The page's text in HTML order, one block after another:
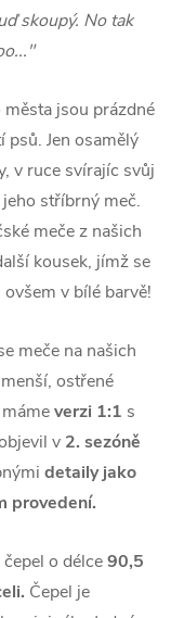
skoupý. No tak
jsou prázdné
psů. Jen osamělý
v ruce svírajíc svůj
stříbrný meč.
meče z našich
kousek, jímž se
v bílé barvě!
meče na našich
ostřené
verzi 1:1 s
v 2. sezóně
detaily jako
provedení.
o délce90,5
Čepel je